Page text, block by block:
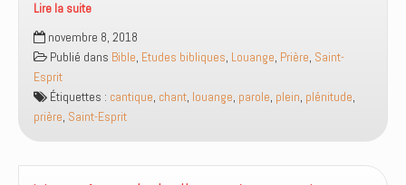
Lire la suite
De
quoi
notre
coeur
est-
il
?
novembre 8, 2018
Publié dans Bible, Etudes bibliques, Louange, Prière, Saint-
Esprit
Étiquettes : cantique, chant, louange, parole, plein, plénitude,
prière, Saint-Esprit